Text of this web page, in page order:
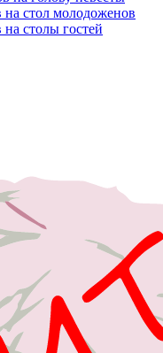
стол молодоженов
столы гостей